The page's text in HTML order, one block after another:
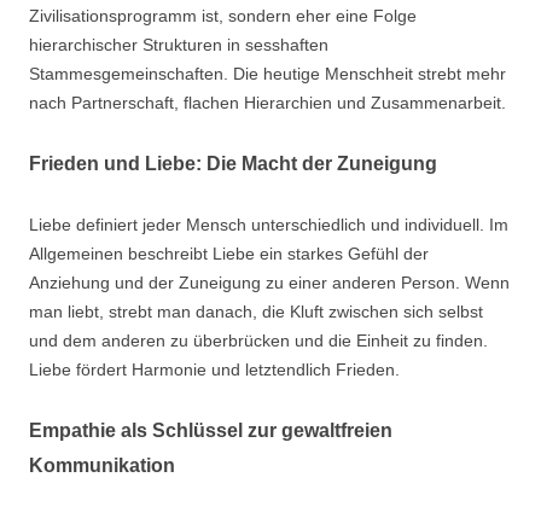
Zivilisationsprogramm ist, sondern eher eine Folge
hierarchischer Strukturen in sesshaften
Stammesgemeinschaften. Die heutige Menschheit strebt mehr
nach Partnerschaft, flachen Hierarchien und Zusammenarbeit.
Frieden und Liebe: Die Macht der Zuneigung
Liebe definiert jeder Mensch unterschiedlich und individuell. Im
Allgemeinen beschreibt Liebe ein starkes Gefühl der
Anziehung und der Zuneigung zu einer anderen Person. Wenn
man liebt, strebt man danach, die Kluft zwischen sich selbst
und dem anderen zu überbrücken und die Einheit zu finden.
Liebe fördert Harmonie und letztendlich Frieden.
Empathie als Schlüssel zur gewaltfreien
Kommunikation